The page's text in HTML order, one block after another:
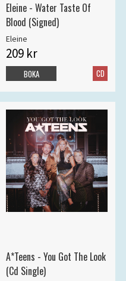
Eleine - Water Taste Of
Blood (Signed)
Eleine
209 kr
CD
BOKA
A*Teens - You Got The Look
(Cd Single)